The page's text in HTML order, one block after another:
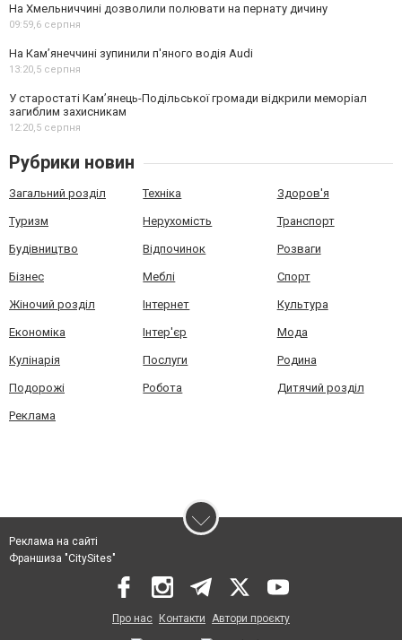
На Хмельниччині дозволили полювати на пернату дичину
09:59,6 серпня
На Камʼянеччині зупинили п'яного водія Audi
13:20,5 серпня
У старостаті Кам’янець-Подільської громади відкрили меморіал
загиблим захисникам
12:20,5 серпня
Рубрики новин
Загальний розділ Техніка Здоров'я
Туризм Нерухомість Транспорт
Будівництво Відпочинок Розваги
Бізнес Меблі Спорт
Жіночий розділ Інтернет Культура
Економіка Інтер'єр Мода
Кулінарія Послуги Родина
Подорожі Робота Дитячий розділ
Реклама
Реклама на сайті
Франшиза "CitySites"
Про нас Контакти Автори проєкту